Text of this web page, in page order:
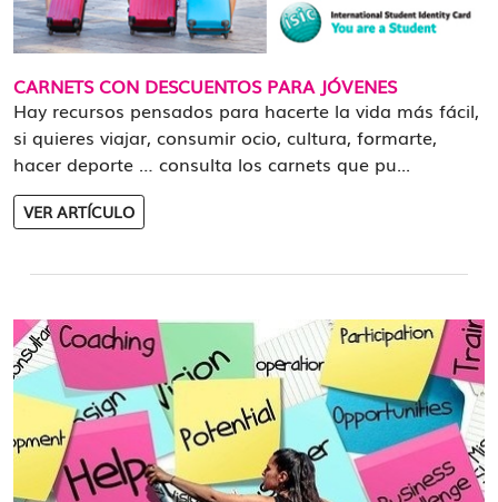
CARNETS CON DESCUENTOS PARA JÓVENES
Hay recursos pensados para hacerte la vida más fácil,
si quieres viajar, consumir ocio, cultura, formarte,
hacer deporte … consulta los carnets que pu...
VER ARTÍCULO